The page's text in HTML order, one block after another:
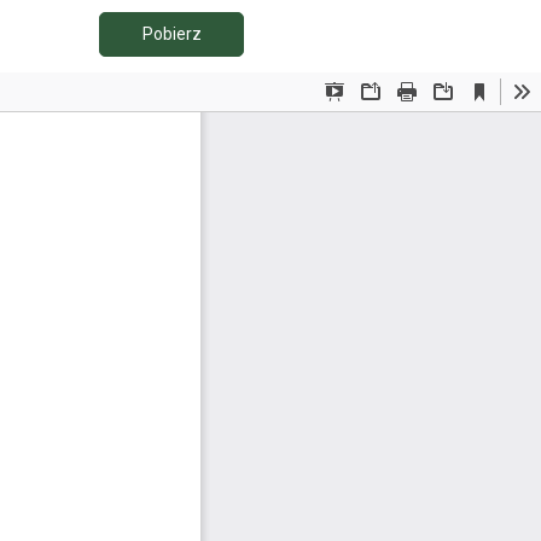
PobierzPobierz PDF